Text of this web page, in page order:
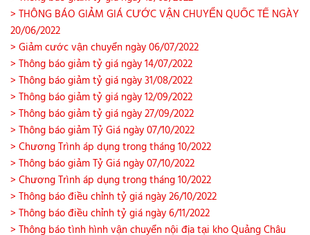
> THÔNG BÁO GIẢM GIÁ CƯỚC VẬN CHUYỂN QUỐC TẾ NGÀY
20/06/2022
> Giảm cước vận chuyển ngày 06/07/2022
> Thông báo giảm tỷ giá ngày 14/07/2022
> Thông báo giảm tỷ giá ngày 31/08/2022
> Thông báo giảm tỷ giá ngày 12/09/2022
> Thông báo giảm tỷ giá ngày 27/09/2022
> Thông báo giảm Tỷ Giá ngày 07/10/2022
> Chương Trình áp dụng trong tháng 10/2022
> Thông báo giảm Tỷ Giá ngày 07/10/2022
> Chương Trình áp dụng trong tháng 10/2022
> Thông báo điều chỉnh tỷ giá ngày 26/10/2022
> Thông báo điều chỉnh tỷ giá ngày 6/11/2022
> Thông báo tình hình vận chuyển nội địa tại kho Quảng Châu